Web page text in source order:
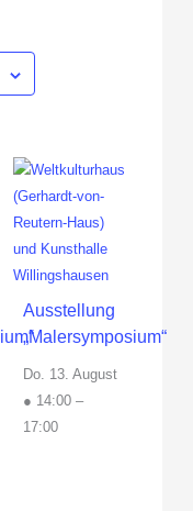
Ausstellung
„Malersymposium“
Do. 13. August
● 14:00 –
17:00